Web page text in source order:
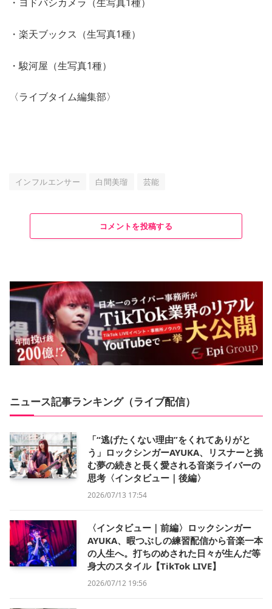
・楽天ブックス（生写真1種）
・駿河屋（生写真1種）
〈ライブタイム編集部〉
インフルエンサー 白間美瑠 芸能
コメントを投稿する
ニュース記事ランキング（ライブ配信）
「“逃げたくない理由”をくれてありがと
う」ロックシンガーAYUKA、リスナーと挑
む夢の続きと長く愛される音楽ライバーの
思考〈インタビュー｜後編〉
2026/07/13 17:54
〈インタビュー｜前編〉ロックシンガー
AYUKA、暇つぶしの練習配信から音楽一本
の人生へ。打ちのめされた日々が生んだ等
身大のスタイル【TikTok LIVE】
2026/07/12 19:56